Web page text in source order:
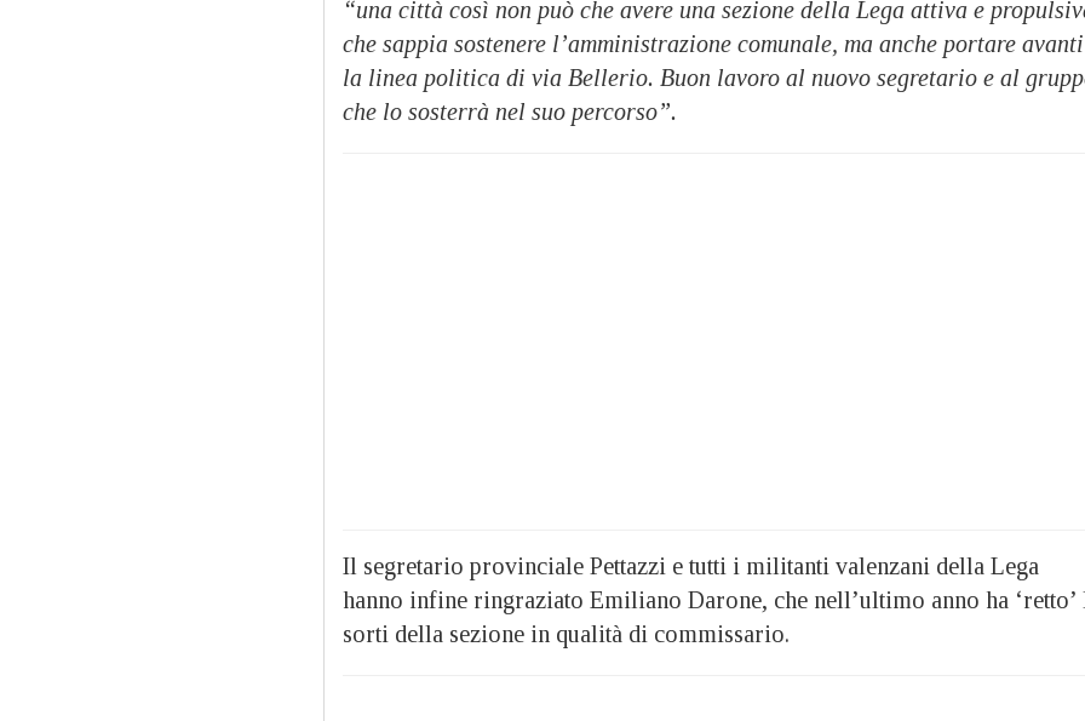
“una città così non può che avere una sezione della Lega attiva e
che sappia sostenere l’amministrazione comunale, ma anche portare avanti
la linea politica di via Bellerio. Buon lavoro al nuovo segretario e al
che lo sosterrà nel suo percorso”.
Il segretario provinciale Pettazzi e tutti i militanti valenzani della Lega
hanno infine ringraziato Emiliano Darone, che nell’ultimo anno ha ‘retto’
sorti della sezione in qualità di commissario.